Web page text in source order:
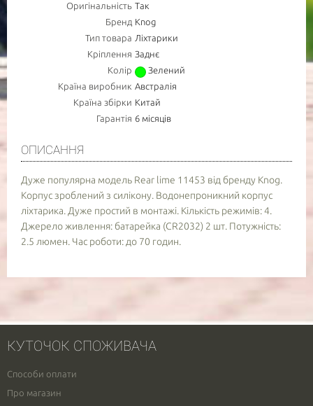
Оригінальність Так
Бренд Knog
Тип товара Ліхтарики
Кріплення Заднє
Колір
Зелений
Країна виробник Австралія
Країна збірки Китай
Гарантія 6 місяців
ОПИСАННЯ
Дуже популярна модель Rear lime 11453 від бренду Knog.
Корпус зроблений з силікону. Водонепроникний корпус
ліхтарика. Дуже простий в монтажі. Кількість режимів: 4.
Джерело живлення: батарейка (CR2032) 2 шт. Потужність:
2.5 люмен. Час роботи: до 70 годин.
КУТОЧОК СПОЖИВАЧА
Способи оплати
Про магазин